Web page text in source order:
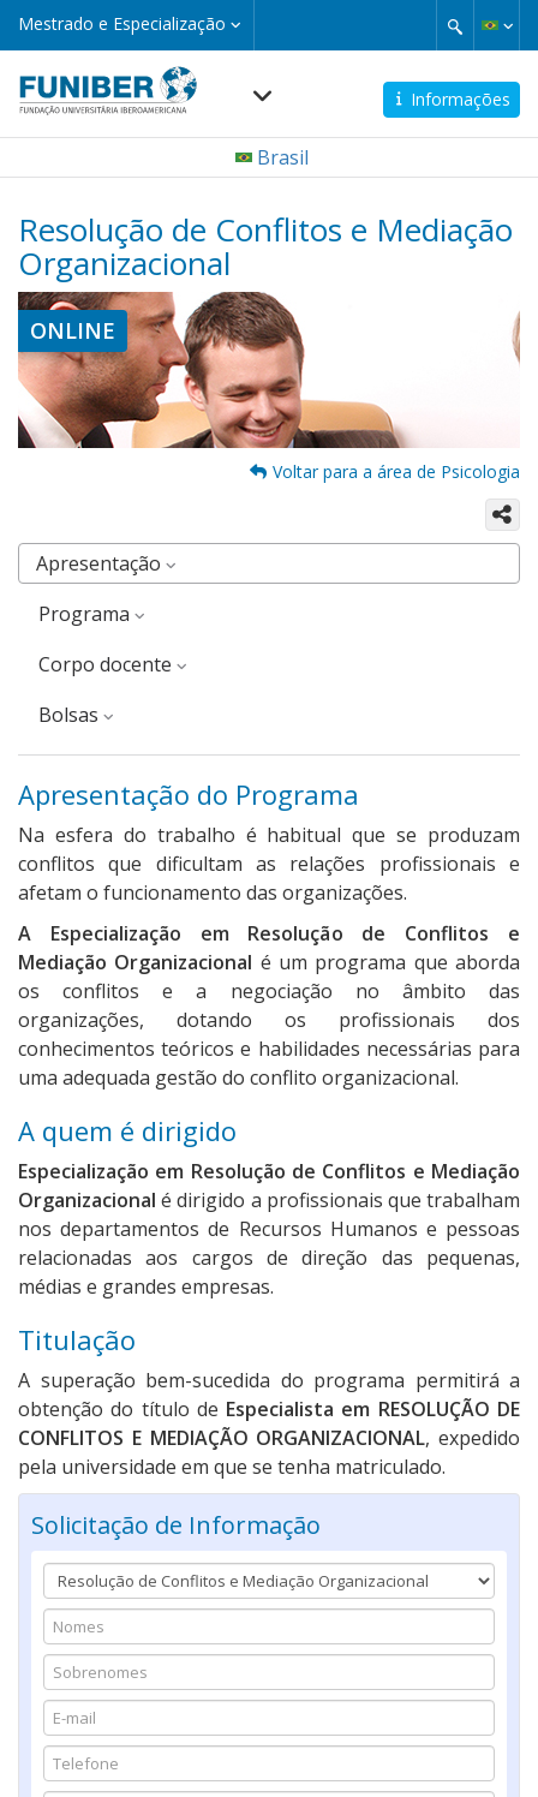
Pular
conteúdo
principal
Mestrado e Especialização
Mestrado
e
Informações
Navegación
Brasil
Resolução de Conflitos e Mediação
Organizacional
ONLINE
Voltar para a área de Psicologia
Apresentação
Programa
corpo docente
Bolsas
Apresentação do Programa
Na esfera do trabalho é habitual que se produzam
conflitos que dificultam as relações profissionais e
afetam o funcionamento das organizações.
A Especialização em Resolução de Conflitos e
Mediação Organizacional é um programa que aborda
os conflitos e a negociação no âmbito das
organizações, dotando os profissionais dos
conhecimentos teóricos e habilidades necessárias para
uma adequada gestão do conflito organizacional.
A quem é dirigido
Especialização em Resolução de Conflitos e Mediação
Organizacional é dirigido a profissionais que trabalham
nos departamentos de Recursos Humanos e pessoas
relacionadas aos cargos de direção das pequenas,
médias e grandes empresas.
Titulação
A superação bem-sucedida do programa permitirá a
obtenção do título de Especialista em RESOLUÇÃO DE
CONFLITOS E MEDIAÇÃO ORGANIZACIONAL, expedido
pela universidade em que se tenha matriculado.
Solicitação de Informação